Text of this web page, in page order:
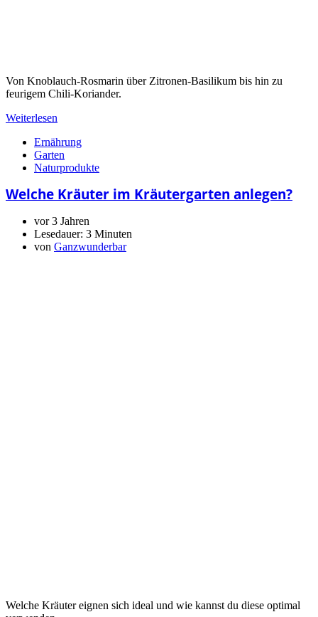
Von Knoblauch-Rosmarin über Zitronen-Basilikum bis hin zu
feurigem Chili-Koriander.
Weiterlesen
Ernährung
Garten
Naturprodukte
Welche Kräuter im Kräutergarten anlegen?
vor 3 Jahren
Lesedauer: 3 Minuten
von Ganzwunderbar
Welche Kräuter eignen sich ideal und wie kannst du diese optimal